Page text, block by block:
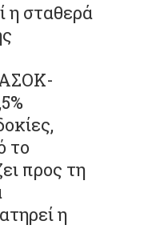
η σταθερά
το
προς τη
η